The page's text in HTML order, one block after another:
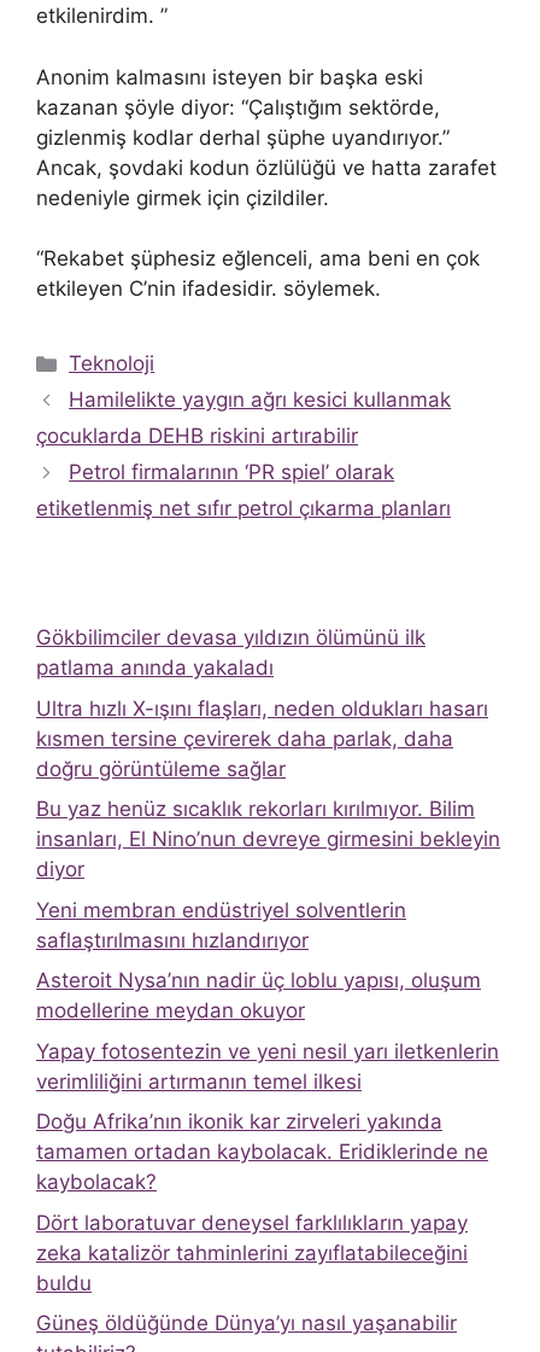
etkilenirdim. ”
Anonim kalmasını isteyen bir başka eski
kazanan şöyle diyor: “Çalıştığım sektörde,
gizlenmiş kodlar derhal şüphe uyandırıyor.”
Ancak, şovdaki kodun özlülüğü ve hatta zarafet
nedeniyle girmek için çizildiler.
“Rekabet şüphesiz eğlenceli, ama beni en çok
etkileyen C’nin ifadesidir. söylemek.
Kategoriler
Teknoloji
Hamilelikte yaygın ağrı kesici kullanmak
çocuklarda DEHB riskini artırabilir
Petrol firmalarının ‘PR spiel’ olarak
etiketlenmiş net sıfır petrol çıkarma planları
Gökbilimciler devasa yıldızın ölümünü ilk
patlama anında yakaladı
Ultra hızlı X-ışını flaşları, neden oldukları hasarı
kısmen tersine çevirerek daha parlak, daha
doğru görüntüleme sağlar
Bu yaz henüz sıcaklık rekorları kırılmıyor. Bilim
insanları, El Nino’nun devreye girmesini bekleyin
diyor
Yeni membran endüstriyel solventlerin
saflaştırılmasını hızlandırıyor
Asteroit Nysa’nın nadir üç loblu yapısı, oluşum
modellerine meydan okuyor
Yapay fotosentezin ve yeni nesil yarı iletkenlerin
verimliliğini artırmanın temel ilkesi
Doğu Afrika’nın ikonik kar zirveleri yakında
tamamen ortadan kaybolacak. Eridiklerinde ne
kaybolacak?
Dört laboratuvar deneysel farklılıkların yapay
zeka katalizör tahminlerini zayıflatabileceğini
buldu
Güneş öldüğünde Dünya’yı nasıl yaşanabilir